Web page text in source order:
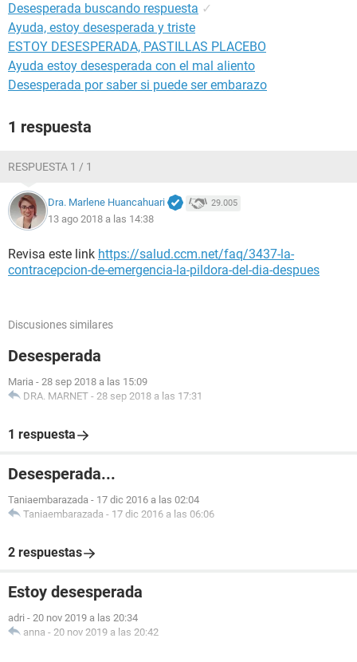
Desesperada buscando respuesta ✓
Ayuda, estoy desesperada y triste
ESTOY DESESPERADA, PASTILLAS PLACEBO
Ayuda estoy desesperada con el mal aliento
Desesperada por saber si puede ser embarazo
1 respuesta
RESPUESTA 1 / 1
Dra. Marlene Huancahuari 29.005
13 ago 2018 a las 14:38
Revisa este link https://salud.ccm.net/faq/3437-la-
contracepcion-de-emergencia-la-pildora-del-dia-despues
Discusiones similares
Desesperada
Maria - 28 sep 2018 a las 15:09
DRA. MARNET - 28 sep 2018 a las 17:31
1 respuesta
Desesperada...
Taniaembarazada - 17 dic 2016 a las 02:04
Taniaembarazada - 17 dic 2016 a las 06:06
2 respuestas
Estoy desesperada
adri - 20 nov 2019 a las 20:34
anna - 20 nov 2019 a las 20:42